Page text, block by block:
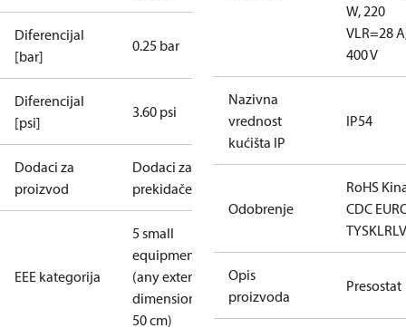
Diferencijal
[bar]
0.25 bar
Diferencijal
[psi]
3.60 psi
Dodaci za
proizvod
Dodaci za
prekidače
EEE kategorija
5 small
equipment
(any external
dimension <
50 cm)
W, 220
VLR=28
400 V
Nazivna
vrednost
kućišta IP
IP54
Odobrenje
RoHS
CDC
TYSKLR
Opis
proizvoda
Presostat